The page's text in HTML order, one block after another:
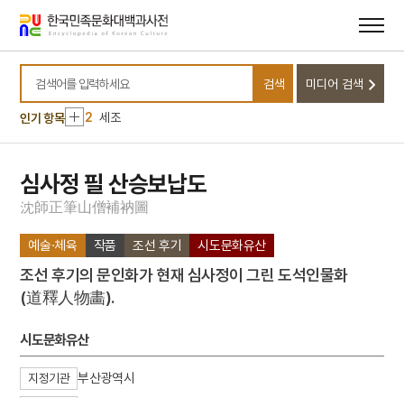
바로가기
바로가기
검색어를 입력하세요
검색 미디어 검색
인기 항목
10 놋그릇
1 고양 송포 백송
2 세조
3 8·15광복
4 불설대보부모은중경
5 5·16
곤도교
8
금동 미륵보살 반가 사유상
9 금성대군
10
1 고양 송포 백송
2 세조
심사정 필 산승보납도
沈師正筆山僧補衲圖
예술·체육 작품 조선 후기 시도문화유산
조선 후기의 문인화가 현재 심사정이 그린 도석인물화
(道釋人物畵).
시도문화유산
지정기관 부산광역시